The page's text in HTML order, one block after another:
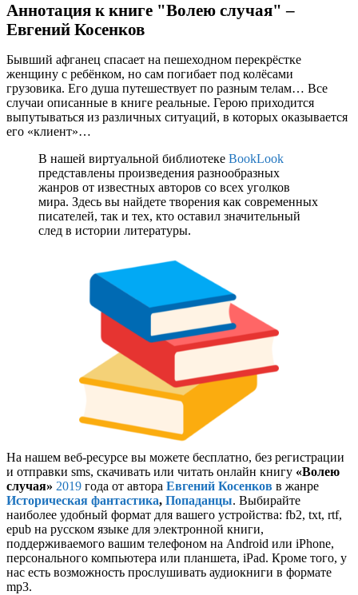
Аннотация к книге "Волею случая" –
Евгений Косенков
Бывший афганец спасает на пешеходном перекрёстке
женщину с ребёнком, но сам погибает под колёсами
грузовика. Его душа путешествует по разным телам… Все
случаи описанные в книге реальные. Герою приходится
выпутываться из различных ситуаций, в которых оказывается
его «клиент»…
В нашей виртуальной библиотеке BookLook
представлены произведения разнообразных
жанров от известных авторов со всех уголков
мира. Здесь вы найдете творения как современных
писателей, так и тех, кто оставил значительный
след в истории литературы.
На нашем веб-ресурсе вы можете бесплатно, без регистрации
и отправки sms, скачивать или читать онлайн книгу «Волею
случая» 2019 года от автора Евгений Косенков в жанре
Историческая фантастика, Попаданцы. Выбирайте
наиболее удобный формат для вашего устройства: fb2, txt, rtf,
epub на русском языке для электронной книги,
поддерживаемого вашим телефоном на Android или iPhone,
персонального компьютера или планшета, iPad. Кроме того, у
нас есть возможность прослушивать аудиокниги в формате
mp3.